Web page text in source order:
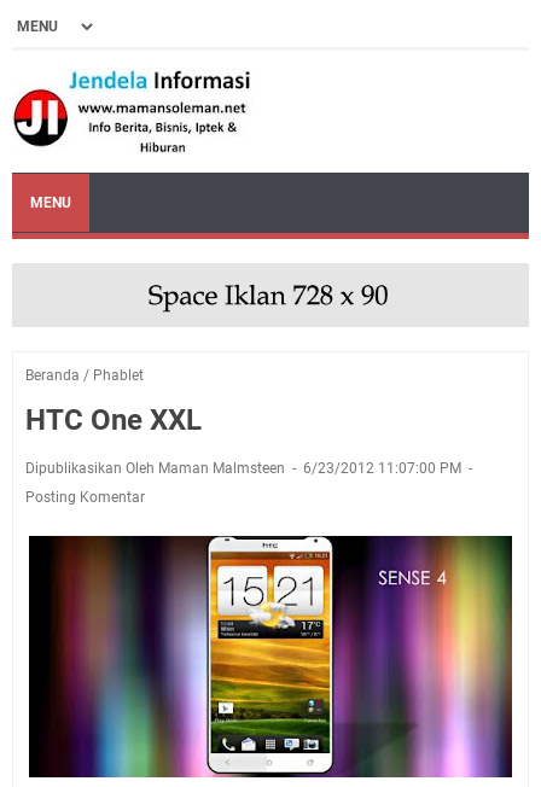
MENU
Beranda / Phablet
HTC One XXL
Dipublikasikan Oleh Maman Malmsteen
6/23/2012 11:07:00 PM
Posting Komentar